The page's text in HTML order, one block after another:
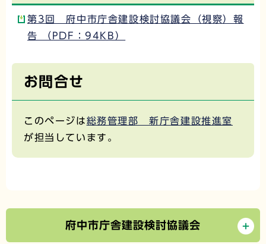
第3回 府中市庁舎建設検討協議会（視察）報
告 （PDF：94KB）
お問合せ
このページは総務管理部 新庁舎建設推進室
が担当しています。
府中市庁舎建設検討協議会